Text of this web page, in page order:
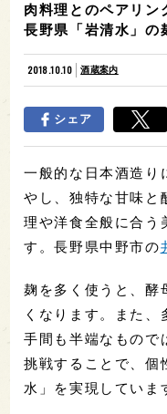
肉料理とのペアリン
長野県「岩清水」の
2018.10.10 酒蔵案内
シェア
一般的な日本酒造り
やし、独特な甘味と
理や洋食全般に合う
す。長野県中野市の
麹を多く使うと、酵
くなります。また、
手間も半端なもので
挑戦することで、個
水」を実現していま